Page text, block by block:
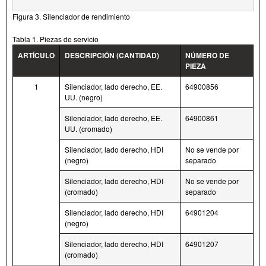
Figura 3. Silenciador de rendimiento
Tabla 1. Piezas de servicio
ARTÍCULO DESCRIPCIÓN (CANTIDAD)
NÚMERO DE
PIEZA
1
Silenciador, lado derecho, EE.
UU. (negro)
64900856
Silenciador, lado derecho, EE.
UU. (cromado)
64900861
Silenciador, lado derecho, HDI
(negro)
No se vende por
separado
Silenciador, lado derecho, HDI
(cromado)
No se vende por
separado
Silenciador, lado derecho, HDI
(negro)
64901204
Silenciador, lado derecho, HDI
(cromado)
64901207